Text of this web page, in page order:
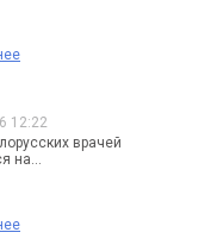
12:22
врачей
на...